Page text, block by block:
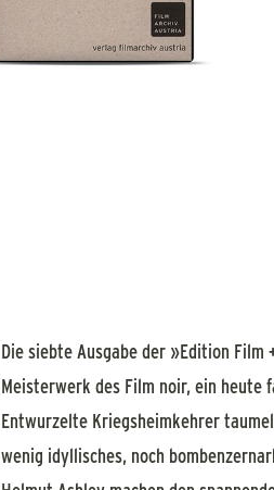
Die siebte Ausgabe der »Edition Film
Meisterwerk des Film noir, ein heute
Entwurzelte Kriegsheimkehrer
wenig idyllisches, noch